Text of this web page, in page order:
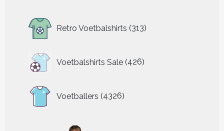
Retro Voetbalshirts 313
producten
Voetbalshirts Sale 426
426
producten
Voetballers 4326
producten